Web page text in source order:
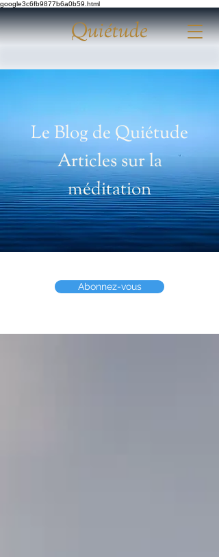
google3c6fb9877b6a0b59.html
Quiétude
Le Blog de Quiétude
Articles sur la
méditation
Abonnez-vous